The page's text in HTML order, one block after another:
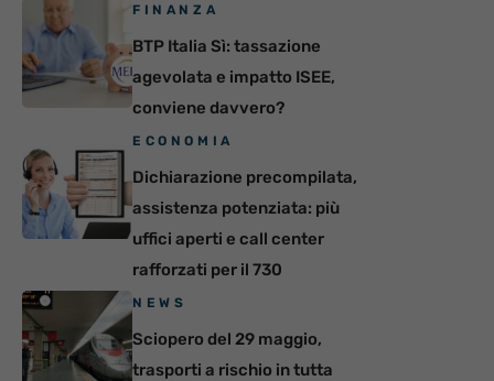
FINANZA
BTP Italia Sì: tassazione
agevolata e impatto ISEE,
conviene davvero?
ECONOMIA
Dichiarazione precompilata,
assistenza potenziata: più
uffici aperti e call center
rafforzati per il 730
NEWS
Sciopero del 29 maggio,
trasporti a rischio in tutta